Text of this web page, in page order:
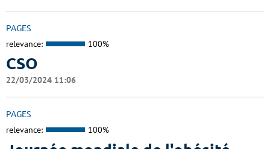
PAGES
relevance: 100%
CSO
22/03/2024 11:06
PAGES
relevance: 100%